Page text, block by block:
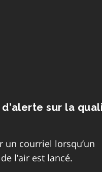
sur la
un courriel lorsqu’un
l’air est lancé.